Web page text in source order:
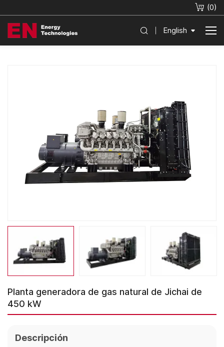
(0)
English
Planta generadora de gas natural de Jichai de
450 kW
Descripción